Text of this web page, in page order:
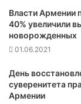
Власти Армении
40% увеличили
новорожденных
01.06.2021
День
суверенитета
Армении